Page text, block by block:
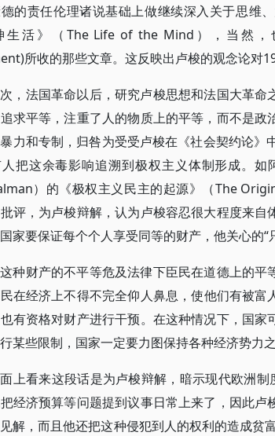
的责任伦理诸说基础上做继续深入关于思
生活》（The Life of the Mind），当然
所收的那些文章。这反映出卢梭的观念论对
，法国革命以后，研究卢梭思想和法国大革
求平等，注重了人的物质上的平等，而不是
力和专制，归咎为受受卢梭在《社会契约论
把这余毒影响追溯到极权主义体制形成。
）的《极权主义民主的起源》（The
评，为卢梭辩解，认为卢梭容忍很大程度来
家要保证每个个人享受同等的财产，他关心的“
种财产的不平等危及法律下臣民在道德上的
在经济上不得不完全仰人鼻息，使他们有被
有资格对财产进行干预。在这种情况下，国
某些限制，国家一定要力图保持各种经济势力
上看来这段话是为卢梭辩解，暗示现代欧洲
经济预算等问题提到议事日常上来了，因此
解，而且他还把这种侵犯到人的权利的造成贫